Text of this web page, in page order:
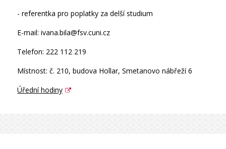
- referentka pro poplatky za delší studium
E-mail: ivana.bila@fsv.cuni.cz
Telefon: 222 112 219
Místnost: č. 210, budova Hollar, Smetanovo nábřeží 6
Úřední hodiny